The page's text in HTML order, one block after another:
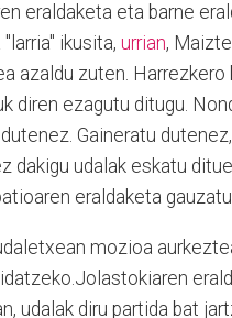
eraldaketa eta barne
ikusita, urrian,
azaldu zuten.
diren ezagutu ditugu.
Gaineratu
dakigu udalak eskatu
eraldaketa
mozioa
udalak diru partida bat